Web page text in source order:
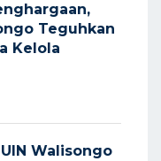
Teguhkan
Kelola
Walisongo